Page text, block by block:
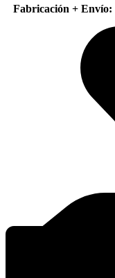
Fabricación + Envío: